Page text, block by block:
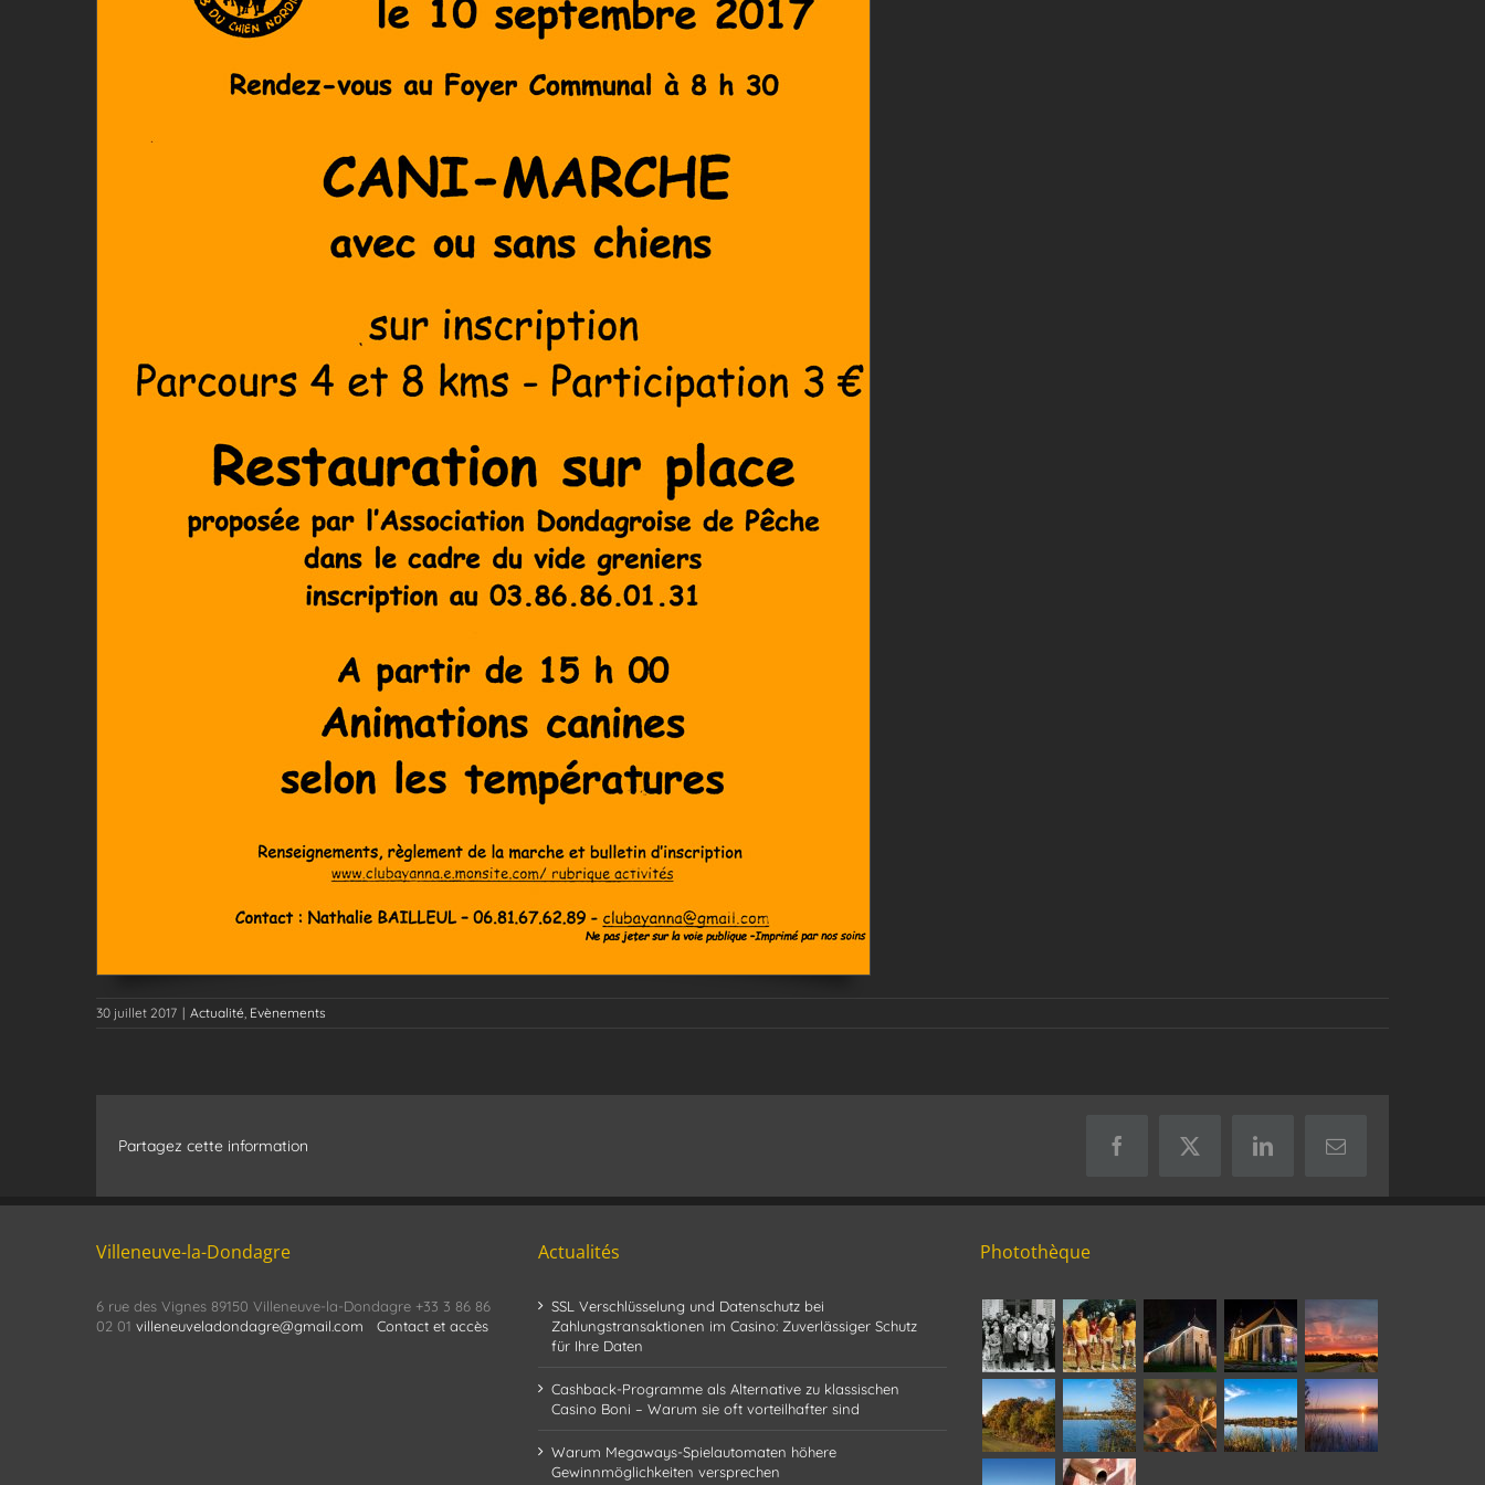
30 juillet 2017 | Actualité, Evènements
Partagez cette information FacebookX LinkedInEmail
Villeneuve-la-Dondagre
6 rue des Vignes 89150 Villeneuve-la-Dondagre +33 3 86 86
02 01 villeneuveladondagre@gmail.com Contact et accès
Actualités
SSL Verschlüsselung und Datenschutz bei
Zahlungstransaktionen im Casino: Zuverlässiger Schutz
für Ihre Daten
Cashback-Programme als Alternative zu klassischen
Casino Boni – Warum sie oft vorteilhafter sind
Warum Megaways-Spielautomaten höhere
Gewinnmöglichkeiten versprechen
Photothèque